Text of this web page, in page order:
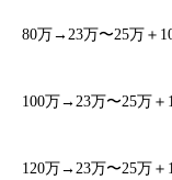
80万→23万〜25万＋
100万→23万〜25万＋
120万→23万〜25万＋